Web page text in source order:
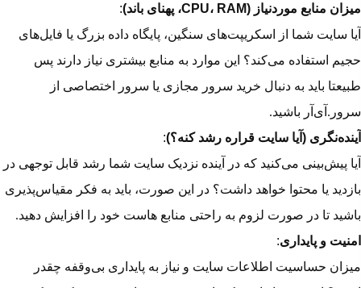
میزان منابع موردنیاز (CPU، RAM، پهنای باند)
:
آیا سایت شما از اسکریپت‌های سنگین، پایگاه داده بزرگ یا فایل‌های
حجیم استفاده می‌کند؟ این موارد به منابع بیشتری نیاز دارند پس
طبیعتا باید به دنبال خرید سرور مجازی یا سرور اختصاصی از
سرور.آی‌آر باشید.
آینده‌نگری (آیا سایت قراره رشد کنه؟):
آیا پیش‌بینی می‌کنید که در آینده نزدیک سایت شما رشد قابل توجهی در
بازدید یا محتوا خواهد داشت؟ در این صورت، باید به فکر مقیاس‌پذیری
باشید تا در صورت لزوم به راحتی منابع هاست خود را افزایش دهید.
امنیت و پایداری:
میزان حساسیت اطلاعات سایت و نیاز به پایداری بی‌وقفه چقدر